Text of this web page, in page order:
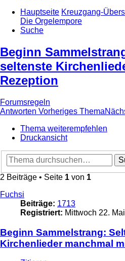
Hauptseite Kreuzgang-
Die Orgelempore
Suche
Beginn
seltenste
Rezeption
Forumsregeln
Antworten Vorheriges Thema
Thema weiterempfehlen
Druckansicht
2 Beiträge • Seite 1 von 1
Fuchsi
Beiträge: 1713
Registriert: Mittwoch 22.
Beginn Sammelstrang:
Kirchenlieder manchmal